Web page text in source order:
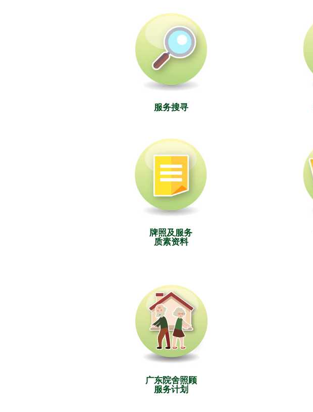
服务搜寻
牌照及服务
质素资料
广东院舍照顾
服务计划